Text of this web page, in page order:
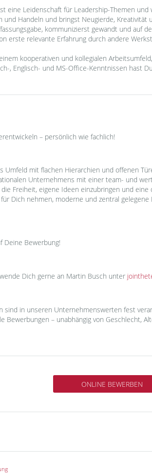
eine Leidenschaft für Leadership-Themen und
und Handeln und bringst Neugierde, Kreativität
kommunizierst gewandt und auf
erste relevante Erfahrung durch andere
kooperativen und kollegialen
, Englisch- und MS-Office-Kenntnissen hast
– persönlich wie fachlich!
Umfeld mit flachen Hierarchien und offenen
Unternehmens mit einer team- und
Freiheit, eigene Ideen einzubringen und
Dich nehmen, moderne und zentral
Deine Bewerbung!
Dich gerne an Martin Busch unter
sind in unseren Unternehmenswerten fest
Bewerbungen – unabhängig von Geschlecht,
ONLINE BEWERBEN